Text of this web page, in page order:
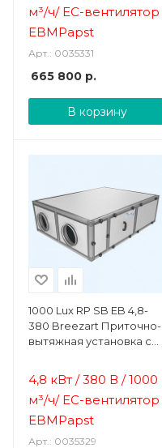
м³/ч/ ЕС-вентилятор
EBMPapst
Арт.: 0035331
665 800 р.
В корзину
1000 Lux RP SB EB 4,8-
380 Breezart Приточно-
вытяжная установка с
рекуператором
4,8 кВт / 380 В / 1000
м³/ч/ ЕС-вентилятор
EBMPapst
Арт.: 0035329